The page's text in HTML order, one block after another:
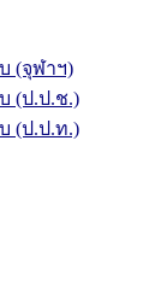
(จุฬาฯ)
(ป.ป.ช.)
(ป.ป.ท.)